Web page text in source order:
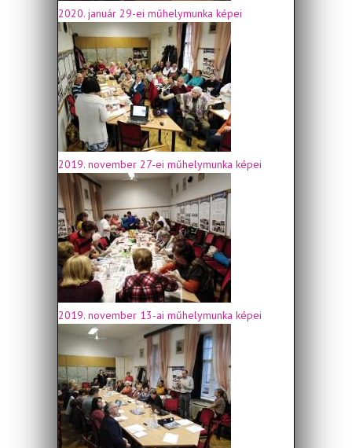
2020. január 29-ei műhelymunka képei
2019. november 27-ei műhelymunka képei
2019. november 13-ai műhelymunka képei